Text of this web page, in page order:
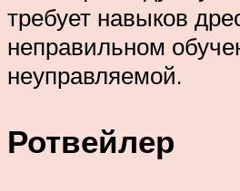
требует навыков
неправильном
неуправляемой.
Ротвейлер